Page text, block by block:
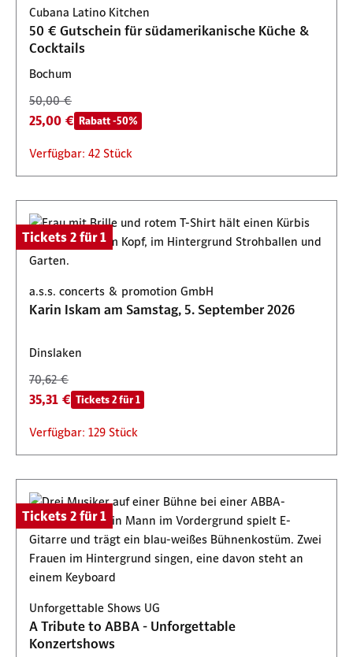
50,00 €
25,00 € Rabatt -50%
Verfügbar: 1000 Stück
100,00 €
50,00 € Rabatt -50%
Start am 10. September 2026, 13:00 Uhr
Cubana Latino Kitchen
50 € Gutschein für südamerikanische Küche &
Cocktails
Bochum
50,00 €
25,00 € Rabatt -50%
Verfügbar: 42 Stück
Tickets 2 für 1
a.s.s. concerts & promotion GmbH
Karin Iskam am Samstag, 5. September 2026
Dinslaken
70,62 €
35,31 € Tickets 2 für 1
Verfügbar: 129 Stück
Tickets 2 für 1
Unforgettable Shows UG
A Tribute to ABBA - Unforgettable
Konzertshows